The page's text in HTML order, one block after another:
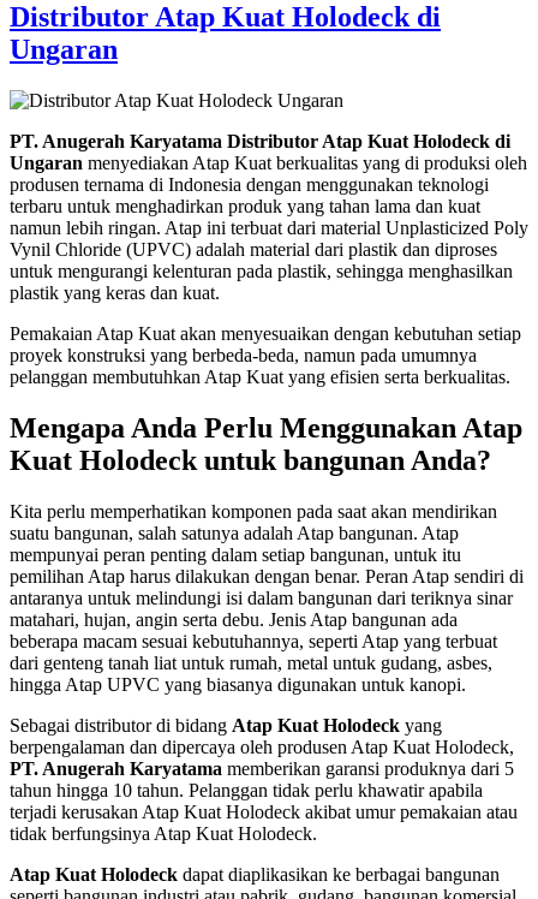
Distributor Atap Kuat Holodeck di
Ungaran
PT. Anugerah Karyatama Distributor Atap Kuat Holodeck di
Ungaran menyediakan Atap Kuat berkualitas yang di produksi oleh
produsen ternama di Indonesia dengan menggunakan teknologi
terbaru untuk menghadirkan produk yang tahan lama dan kuat
namun lebih ringan. Atap ini terbuat dari material Unplasticized Poly
Vynil Chloride (UPVC) adalah material dari plastik dan diproses
untuk mengurangi kelenturan pada plastik, sehingga menghasilkan
plastik yang keras dan kuat.
Pemakaian Atap Kuat akan menyesuaikan dengan kebutuhan setiap
proyek konstruksi yang berbeda-beda, namun pada umumnya
pelanggan membutuhkan Atap Kuat yang efisien serta berkualitas.
Mengapa Anda Perlu Menggunakan Atap
Kuat Holodeck untuk bangunan Anda?
Kita perlu memperhatikan komponen pada saat akan mendirikan
suatu bangunan, salah satunya adalah Atap bangunan. Atap
mempunyai peran penting dalam setiap bangunan, untuk itu
pemilihan Atap harus dilakukan dengan benar. Peran Atap sendiri di
antaranya untuk melindungi isi dalam bangunan dari teriknya sinar
matahari, hujan, angin serta debu. Jenis Atap bangunan ada
beberapa macam sesuai kebutuhannya, seperti Atap yang terbuat
dari genteng tanah liat untuk rumah, metal untuk gudang, asbes,
hingga Atap UPVC yang biasanya digunakan untuk kanopi.
Sebagai distributor di bidang Atap Kuat Holodeck yang
berpengalaman dan dipercaya oleh produsen Atap Kuat Holodeck,
PT. Anugerah Karyatama memberikan garansi produknya dari 5
tahun hingga 10 tahun. Pelanggan tidak perlu khawatir apabila
terjadi kerusakan Atap Kuat Holodeck akibat umur pemakaian atau
tidak berfungsinya Atap Kuat Holodeck.
Atap Kuat Holodeck dapat diaplikasikan ke berbagai bangunan